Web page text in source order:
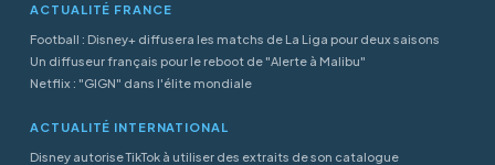
ACTUALITÉ FRANCE
Football : Disney+ diffusera les matchs de La Liga pour deux saisons
Un diffuseur français pour le reboot de "Alerte à Malibu"
Netflix : "GIGN" dans l'élite mondiale
ACTUALITÉ INTERNATIONAL
Disney autorise TikTok à utiliser des extraits de son catalogue